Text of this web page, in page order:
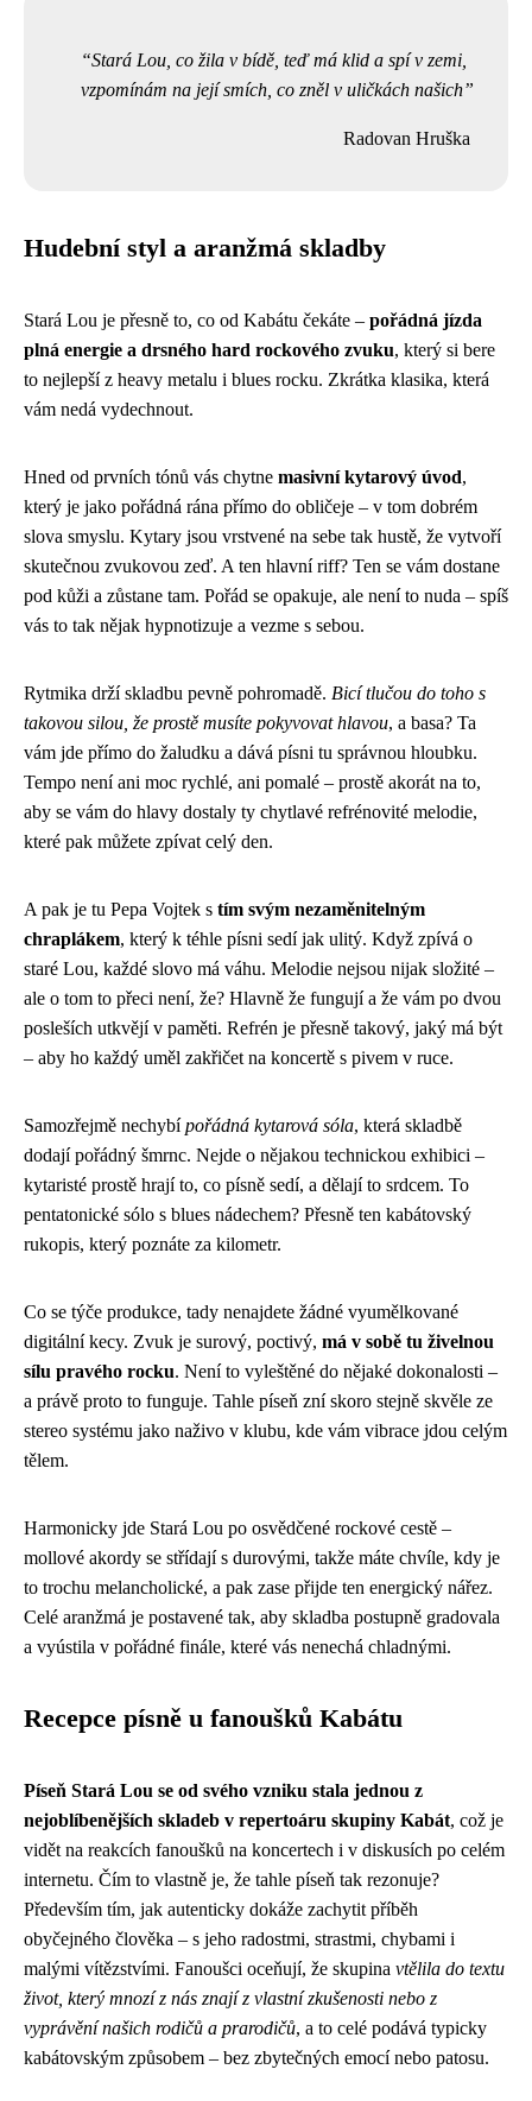
Stará Lou, co žila v bídě, teď má klid a spí v zemi,
vzpomínám na její smích, co zněl v uličkách našich
Radovan Hruška
Hudební styl a aranžmá skladby
Stará Lou je přesně to, co od Kabátu čekáte – pořádná jízda
plná energie a drsného hard rockového zvuku, který si bere
to nejlepší z heavy metalu i blues rocku. Zkrátka klasika, která
vám nedá vydechnout.
Hned od prvních tónů vás chytne masivní kytarový úvod,
který je jako pořádná rána přímo do obličeje – v tom dobrém
slova smyslu. Kytary jsou vrstvené na sebe tak hustě, že vytvoří
skutečnou zvukovou zeď. A ten hlavní riff? Ten se vám dostane
pod kůži a zůstane tam. Pořád se opakuje, ale není to nuda – spíš
vás to tak nějak hypnotizuje a vezme s sebou.
Rytmika drží skladbu pevně pohromadě. Bicí tlučou do toho s
takovou silou, že prostě musíte pokyvovat hlavou, a basa? Ta
vám jde přímo do žaludku a dává písni tu správnou hloubku.
Tempo není ani moc rychlé, ani pomalé – prostě akorát na to,
aby se vám do hlavy dostaly ty chytlavé refrénovité melodie,
které pak můžete zpívat celý den.
A pak je tu Pepa Vojtek s tím svým nezaměnitelným
chraplákem, který k téhle písni sedí jak ulitý. Když zpívá o
staré Lou, každé slovo má váhu. Melodie nejsou nijak složité –
ale o tom to přeci není, že? Hlavně že fungují a že vám po dvou
posleších utkvějí v paměti. Refrén je přesně takový, jaký má být
– aby ho každý uměl zakřičet na koncertě s pivem v ruce.
Samozřejmě nechybípořádná kytarová sóla, která skladbě
dodají pořádný šmrnc. Nejde o nějakou technickou exhibici –
kytaristé prostě hrají to, co písně sedí, a dělají to srdcem. To
pentatonické sólo s blues nádechem? Přesně ten kabátovský
rukopis, který poznáte za kilometr.
Co se týče produkce, tady nenajdete žádné vyumělkované
digitální kecy. Zvuk je surový, poctivý, má v sobě tu živelnou
sílu pravého rocku. Není to vyleštěné do nějaké dokonalosti –
a právě proto to funguje. Tahle píseň zní skoro stejně skvěle ze
stereo systému jako naživo v klubu, kde vám vibrace jdou celým
tělem.
Harmonicky jde Stará Lou po osvědčené rockové cestě –
mollové akordy se střídají s durovými, takže máte chvíle, kdy je
to trochu melancholické, a pak zase přijde ten energický nářez.
Celé aranžmá je postavené tak, aby skladba postupně gradovala
a vyústila v pořádné finále, které vás nenechá chladnými.
Recepce písně u fanoušků Kabátu
Píseň Stará Lou se od svého vzniku stala jednou z
nejoblíbenějších skladeb v repertoáru skupiny Kabát, což je
vidět na reakcích fanoušků na koncertech i v diskusích po celém
internetu. Čím to vlastně je, že tahle píseň tak rezonuje?
Především tím, jak autenticky dokáže zachytit příběh
obyčejného člověka – s jeho radostmi, strastmi, chybami i
malými vítězstvími. Fanoušci oceňují, že skupina vtělila do textu
život, který mnozí z nás znají z vlastní zkušenosti nebo z
vyprávění našich rodičů a prarodičů, a to celé podává typicky
kabátovským způsobem – bez zbytečných emocí nebo patosu.